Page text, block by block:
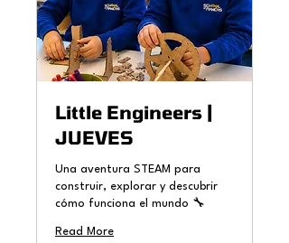
Little Engineers |
JUEVES
Una aventura STEAM para
construir, explorar y descubrir
cómo funciona el mundo 🔧
Read More